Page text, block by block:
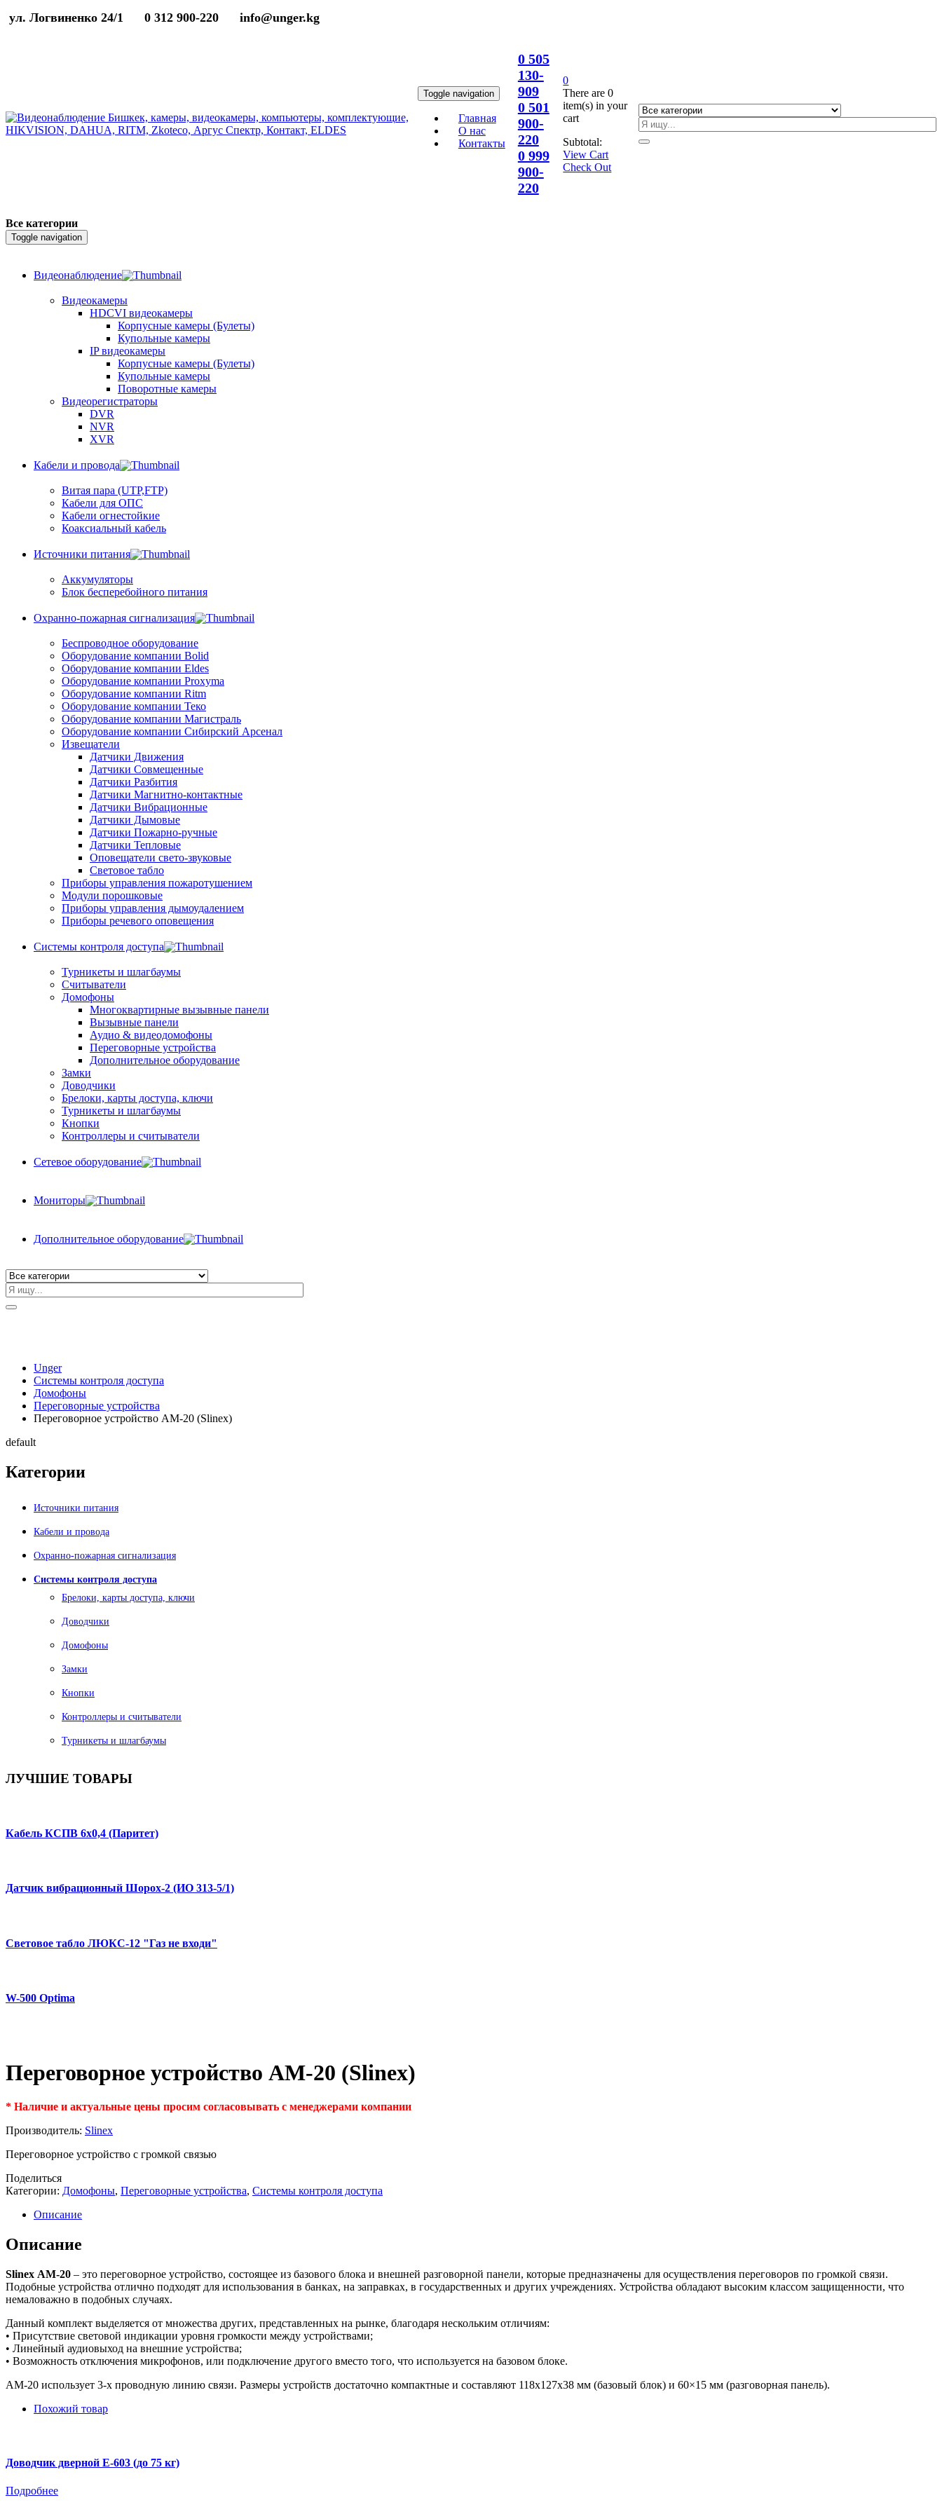
ул. Логвиненко 24/1 0 312 900-220 info@unger.kg
Toggle navigation
Главная
О нас
Контакты
0 505
130-
909
0 501
900-
220
0 999
900-
220
0
There are0
item(s) in your
cart
Subtotal:
View Cart
Check Out
Все категории
Toggle navigation
Видеонаблюдение
Видеокамеры
HDCVI видеокамеры
Корпусные камеры (Булеты)
Купольные камеры
IP видеокамеры
Корпусные камеры (Булеты)
Купольные камеры
Поворотные камеры
Видеорегистраторы
DVR
NVR
XVR
Кабели и провода
Витая пара (UTP,FTP)
Кабели для ОПС
Кабели огнестойкие
Коаксиальный кабель
Источники питания
Аккумуляторы
Блок бесперебойного питания
Охранно-пожарная сигнализация
Беспроводное оборудование
Оборудование компании Bolid
Оборудование компании Eldes
Оборудование компании Proxyma
Оборудование компании Ritm
Оборудование компании Теко
Оборудование компании Магистраль
Оборудование компании Сибирский Арсенал
Извещатели
Датчики Движения
Датчики Совмещенные
Датчики Разбития
Датчики Магнитно-контактные
Датчики Вибрационные
Датчики Дымовые
Датчики Пожарно-ручные
Датчики Тепловые
Оповещатели свето-звуковые
Световое табло
Приборы управления пожаротушением
Модули порошковые
Приборы управления дымоудалением
Приборы речевого оповещения
Системы контроля доступа
Турникеты и шлагбаумы
Cчитыватели
Домофоны
Многоквартирные вызывные панели
Вызывные панели
Аудио & видеодомофоны
Переговорные устройства
Дополнительное оборудование
Замки
Доводчики
Брелоки, карты доступа, ключи
Турникеты и шлагбаумы
Кнопки
Контроллеры и считыватели
Сетевое оборудование
Мониторы
Дополнительное оборудование
Unger
Системы контроля доступа
Домофоны
Переговорные устройства
Переговорное устройство АM-20 (Slinex)
default
Категории
Источники питания
Кабели и провода
Охранно-пожарная сигнализация
Системы контроля доступа
Брелоки, карты доступа, ключи
Доводчики
Домофоны
Замки
Кнопки
Контроллеры и считыватели
Турникеты и шлагбаумы
ЛУЧШИЕ ТОВАРЫ
Кабель КСПВ 6х0,4 (Паритет)
Датчик вибрационный Шорох-2 (ИО 313-5/1)
Световое табло ЛЮКС-12 "Газ не входи"
W-500 Optima
Переговорное устройство АM-20 (Slinex)
* Наличие и актуальные цены просим согласовывать с менеджерами компании
Производитель: Slinex
Переговорное устройство с громкой связью
Поделиться
Категории: Домофоны, Переговорные устройства, Системы контроля доступа
Описание
Описание
Slinex АМ-20 – это переговорное устройство, состоящее из базового блока и внешней разговорной панели, которые предназначены для осуществления переговоров по громкой связи.
Подобные устройства отлично подходят для использования в банках, на заправках, в государственных и других учреждениях. Устройства обладают высоким классом защищенности, что
немаловажно в подобных случаях.
Данный комплект выделяется от множества других, представленных на рынке, благодаря нескольким отличиям:
• Присутствие световой индикации уровня громкости между устройствами;
• Линейный аудиовыход на внешние устройства;
• Возможность отключения микрофонов, или подключение другого вместо того, что используется на базовом блоке.
АМ-20 использует 3-х проводную линию связи. Размеры устройств достаточно компактные и составляют 118x127x38 мм (базовый блок) и 60×15 мм (разговорная панель).
Похожий товар
Доводчик дверной Е-603 (до 75 кг)
Подробнее